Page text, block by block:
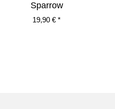
Sparrow
19,90 € *